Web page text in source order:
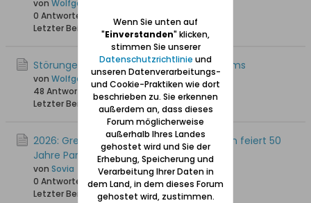
von Wolfgang
0 Antworten
Letzter Beitrag
14.05.2026, 20:32
Störungen / Nichterreichbarkeit des Forums
von Wolfgang
48 Antworten2.847 Hits0 Likes
Letzter Beitrag 12.05.2026, 20:07
2026: Grenzen und Generationen: Bremen feiert 50
Jahre Partnerschaft mit Danzig
von Sovia
0 Antworten 80 Hits0 Likes
Letzter Beitrag
12.04.2026, 15:16
Wenn Sie unten auf
"Einverstanden" klicken,
stimmen Sie unserer
Datenschutzrichtlinie und
unseren Datenverarbeitungs-
und Cookie-Praktiken wie dort
beschrieben zu. Sie erkennen
außerdem an, dass dieses
Forum möglicherweise
außerhalb Ihres Landes
gehostet wird und Sie der
Erhebung, Speicherung und
Verarbeitung Ihrer Daten in
dem Land, in dem dieses Forum
gehostet wird, zustimmen.